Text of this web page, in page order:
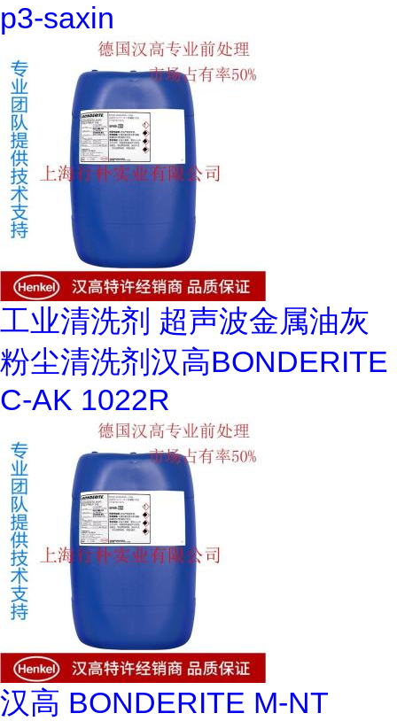
p3-saxin
工业清洗剂 超声波金属油灰
粉尘清洗剂汉高BONDERITE
C-AK 1022R
汉高 BONDERITE M-NT